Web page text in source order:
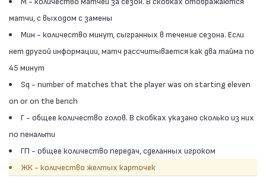
матчи, с выходом с замены
Мин - количество минут, сыгранных в течение сезона. Если
нет другой информации, матч рассчитывается как два тайма по
45 минут
Sq - number of matches that the player was on starting eleven
on or on the bench
Г - общее количество голов. В скобках указано сколько из них
по пенальти
ГП - общее количество передач, сделанных игроком
ЖК - количество желтых карточек